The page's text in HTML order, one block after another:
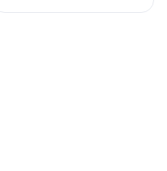
gaismekļu